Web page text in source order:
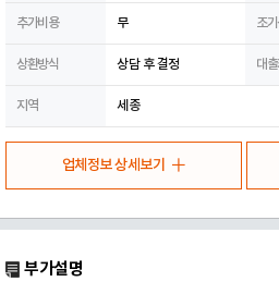
추가비용 무 조
상환방식 상담 후 결정 대
지역 세종
업체정보 상세보기
부가설명